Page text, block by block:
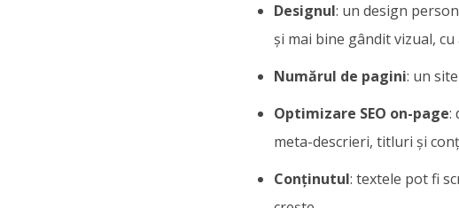
Designul: un design
și mai bine gândit vizual,
Numărul de pagini: un
Optimizare SEO on-page:
meta-descrieri, titluri și
Conținutul: textele pot fi